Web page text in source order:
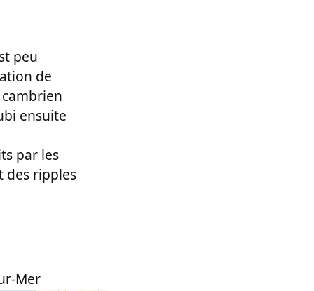
peu
de
ensuite
par les
des ripples
Mer